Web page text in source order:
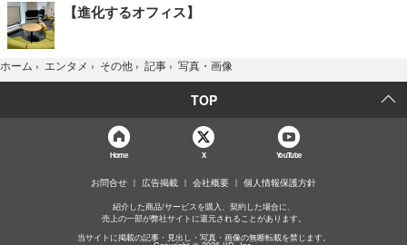
【進化するオフィス】
ホーム › エンタメ › その他 › 記事 › 写真・画像
TOP
Home X YouTube
お問合せ 広告掲載 会社概要 個人情報保護方針
紹介した商品/サービスを購入、契約した場合に、
売上の一部が弊社サイトに還元されることがあります。
当サイトに掲載の記事・見出し・写真・画像の無断転載を禁じます。